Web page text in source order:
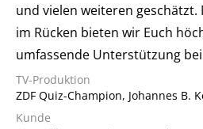
und vielen weiteren
im Rücken bieten wir Euch
umfassende Unterstützung
TV-Produktion
ZDF Quiz-Champion, Johannes B.
Kunde